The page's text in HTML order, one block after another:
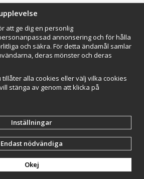
0453
att ge dig en personlig
annonsering och för hålla
och säkra. För detta ändamål samlar
deras mönster och deras
alla cookies eller välj vilka cookies
stänga av genom att klicka på
Inställningar
Endast nödvändiga
Okej